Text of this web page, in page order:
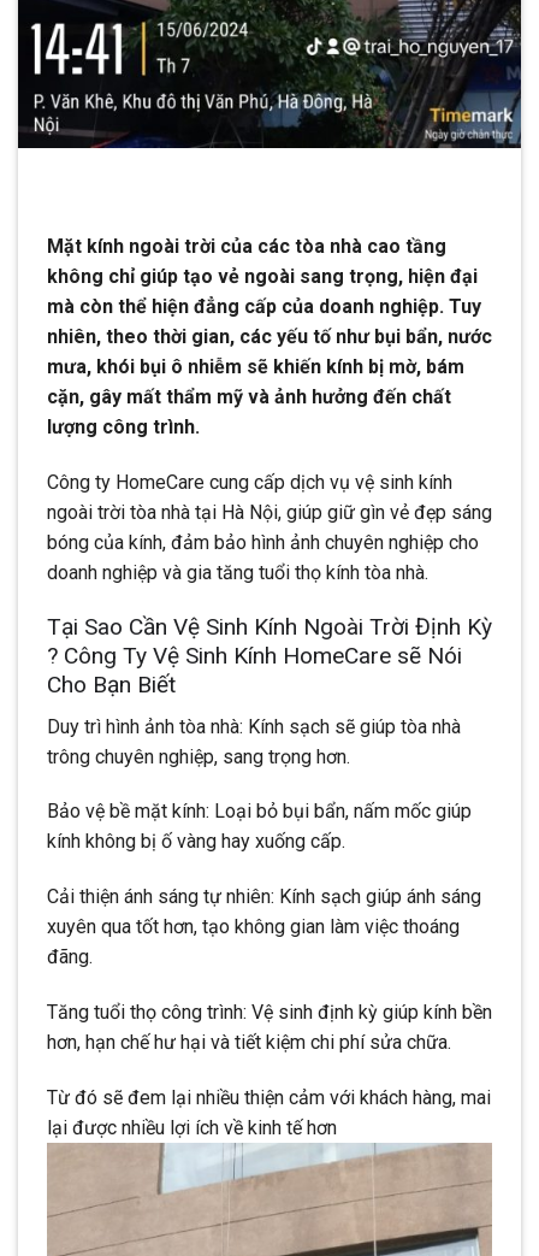
Mặt kính ngoài trời của các tòa nhà cao tầng
không chỉ giúp tạo vẻ ngoài sang trọng, hiện đại
mà còn thể hiện đẳng cấp của doanh nghiệp. Tuy
nhiên, theo thời gian, các yếu tố như bụi bẩn, nước
mưa, khói bụi ô nhiễm sẽ khiến kính bị mờ, bám
cặn, gây mất thẩm mỹ và ảnh hưởng đến chất
lượng công trình.
Công ty HomeCare cung cấp dịch vụ vệ sinh kính
ngoài trời tòa nhà tại Hà Nội, giúp giữ gìn vẻ đẹp sáng
bóng của kính, đảm bảo hình ảnh chuyên nghiệp cho
doanh nghiệp và gia tăng tuổi thọ kính tòa nhà.
Tại Sao Cần Vệ Sinh Kính Ngoài Trời Định Kỳ
? Công Ty Vệ Sinh Kính HomeCare sẽ Nói
Cho Bạn Biết
Duy trì hình ảnh tòa nhà: Kính sạch sẽ giúp tòa nhà
trông chuyên nghiệp, sang trọng hơn.
Bảo vệ bề mặt kính: Loại bỏ bụi bẩn, nấm mốc giúp
kính không bị ố vàng hay xuống cấp.
Cải thiện ánh sáng tự nhiên: Kính sạch giúp ánh sáng
xuyên qua tốt hơn, tạo không gian làm việc thoáng
đãng.
Tăng tuổi thọ công trình: Vệ sinh định kỳ giúp kính bền
hơn, hạn chế hư hại và tiết kiệm chi phí sửa chữa.
Từ đó sẽ đem lại nhiều thiện cảm với khách hàng, mai
lại được nhiều lợi ích về kinh tế hơn